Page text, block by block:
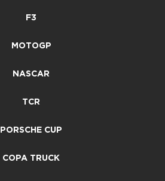
F3
MOTOGP
NASCAR
TCR
PORSCHE CUP
COPA TRUCK